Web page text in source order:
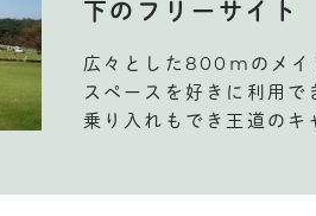
下のフリーサイト
広々とした800mのメイ
スペースを好きに利用で
乗り入れもでき王道のキ